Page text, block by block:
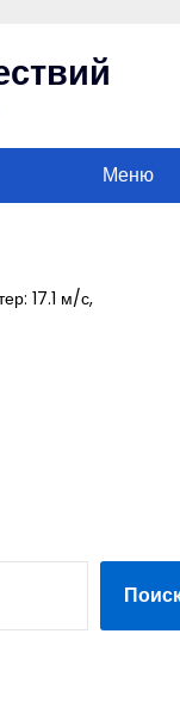
Меню
17.1 м/с,